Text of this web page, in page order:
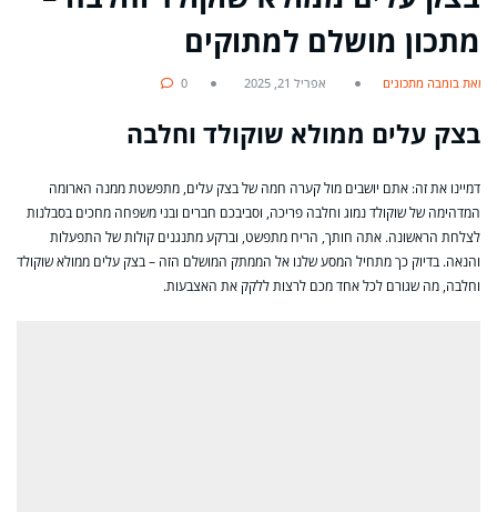
מתכון מושלם למתוקים
מאת בומבה מתכונים אפריל 21, 2025 0
בצק עלים ממולא שוקולד וחלבה
דמיינו את זה: אתם יושבים מול קערה חמה של בצק עלים, מתפשטת ממנה הארומה
המדהימה של שוקולד נמוג וחלבה פריכה, וסביבכם חברים ובני משפחה מחכים בסבלנות
לצלחת הראשונה. אתה חותך, הריח מתפשט, וברקע מתנגנים קולות של התפעלות
והנאה. בדיוק כך מתחיל המסע שלנו אל הממתק המושלם הזה – בצק עלים ממולא שוקולד
וחלבה, מה שגורם לכל אחד מכם לרצות ללקק את האצבעות.